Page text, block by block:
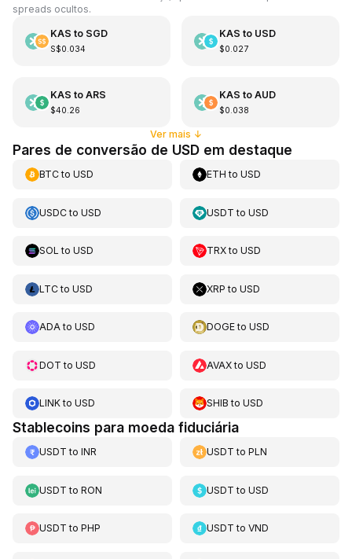
spreads ocultos.
KAS to SGD
S$0.034
KAS to USD
$0.027
KAS to ARS
$40.26
KAS to AUD
$0.038
Ver mais ↓
Pares de conversão de USD em destaque
BTCto USD ETH toUSD
USDCto USD USDT toUSD
SOL to USD TRXtoUSD
LTCto USD XRP toUSD
ADAto USD DOGEtoUSD
DOT to USD AVAXtoUSD
LINKto USD SHIB toUSD
Stablecoins para moeda fiduciária
USDT to INR USDT toPLN
USDT to RON USDT toUSD
USDT to PHP USDT toVND